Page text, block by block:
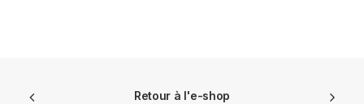
Retour à l'e-shop